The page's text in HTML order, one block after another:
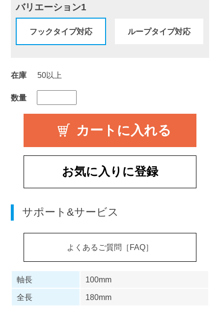
バリエーション1
フックタイプ対応 ループタイプ対応
在庫 50以上
数量
お気に入りに登録
サポート&サービス
よくあるご質問［FAQ］
軸長
100mm
全長
180mm